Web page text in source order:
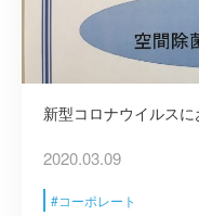
新型コロナウイルス
2020.03.09
コーポレート